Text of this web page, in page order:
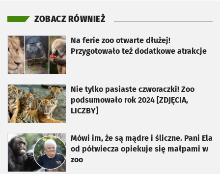
ZOBACZ RÓWNIEŻ
Na ferie zoo otwarte dłużej!
Przygotowało też dodatkowe atrakcje
otworzy się w nowej karcie
Nie tylko pasiaste czworaczki! Zoo
podsumowało rok 2024 [ZDJĘCIA,
LICZBY]
otworzy się w nowej karcie
Mówi im, że są mądre i śliczne. Pani Ela
od półwiecza opiekuje się małpami w
zoo
otworzy się w nowej karcie